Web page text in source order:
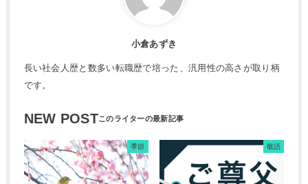
小倉あずき
長い社会人歴と数多い転職歴で培った、汎用性の高さが取り柄
です。
NEW POST
季節 敬語